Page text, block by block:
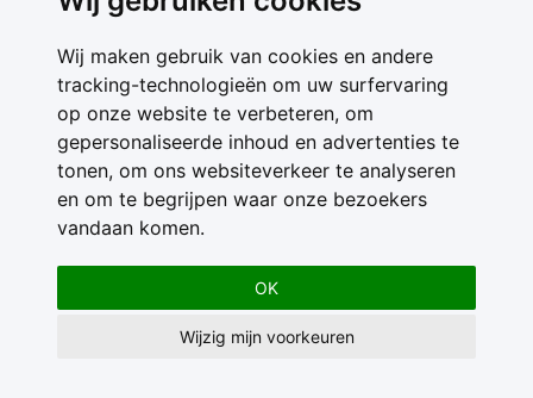
Wij maken gebruik van cookies en andere
tracking-technologieën om uw surfervaring
op onze website te verbeteren, om
gepersonaliseerde inhoud en advertenties te
tonen, om ons websiteverkeer te analyseren
en om te begrijpen waar onze bezoekers
vandaan komen.
OK
Wijzig mijn voorkeuren
Contact
Feedback
Nieuwsbrief
Adverteren
Gebruikersvoorwaarden
Privacy Statement